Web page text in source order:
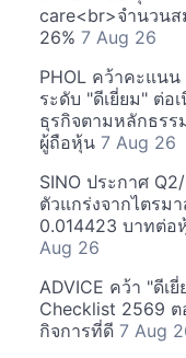
care<br>จำนวนส
26% 7 Aug 26
PHOL คว้าคะแนน
ระดับ "ดีเยี่ยม" ต่อ
ธุรกิจตามหลักธรร
ผู้ถือหุ้น 7 Aug 26
SINO ประกาศ
ตัวแกร่งจากไตรม
0.014423 บาทต่อ
Aug 26
ADVICE คว้า "ดีเ
Checklist 2569
กิจการที่ดี 7 Aug